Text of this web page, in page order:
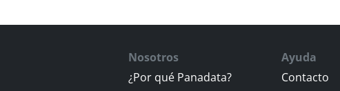
Nosotros
¿Por qué Panadata?
Ayuda
Contacto